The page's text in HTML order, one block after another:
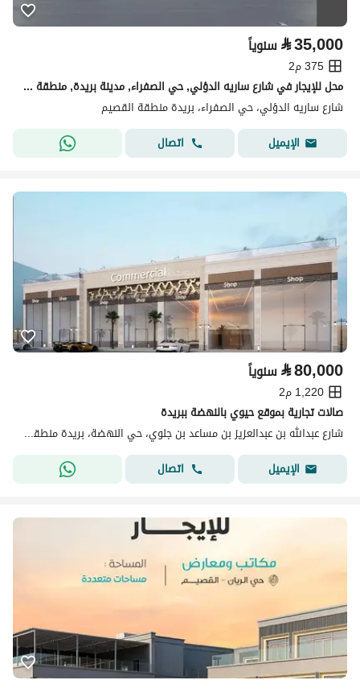
⃁35,000 سنوياً
375 م2
محل للإيجار في شارع ساريه الدؤلي, حي الصفراء, مدينة بريدة, منطقة القصيم
شارع ساريه الدؤلي، حي الصفراء، بريدة منطقة القصيم
الإيميل
اتصال
⃁80,000 سنوياً
1,220 م2
صالات تجارية بموقع حيوي بالنهضة ببريدة
شارع عبدالله بن عبدالعزيز بن مساعد بن جلوي، حي النهضة، بريدة منطقة القصيم
الإيميل
اتصال